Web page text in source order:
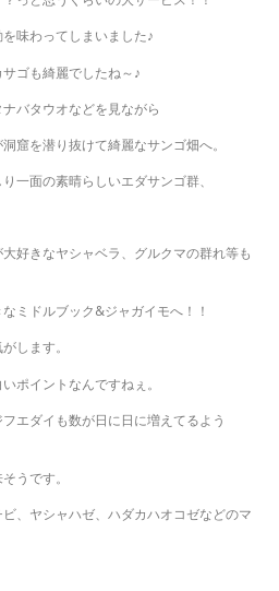
味わってしまいました♪
ゴも綺麗でしたね～♪
バタウオなどを見ながら
窟を潜り抜けて綺麗なサンゴ畑へ。
一面の素晴らしいエダサンゴ群、
好きなヤシャベラ、グルクマの群れ等も
ミドルブック&ジャガイモへ！！
します。
ポイントなんですねぇ。
エダイも数が日に日に増えてるよう
うです。
、ヤシャハゼ、ハダカハオコゼなどのマ